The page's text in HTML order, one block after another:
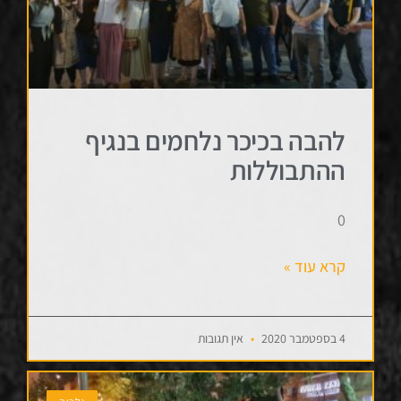
להבה בכיכר נלחמים בנגיף
ההתבוללות
0
קרא עוד »
4 בספטמבר 2020 אין תגובות